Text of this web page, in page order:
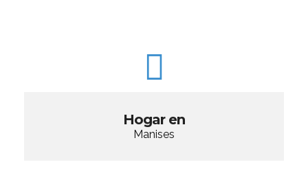
Hogar en
Manises